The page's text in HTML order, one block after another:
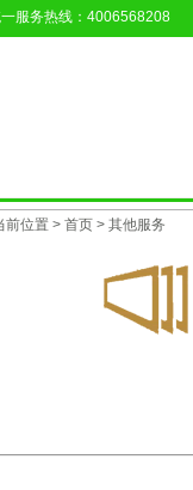
服务热线：4006568208
前位置 > 首页> 其他服务